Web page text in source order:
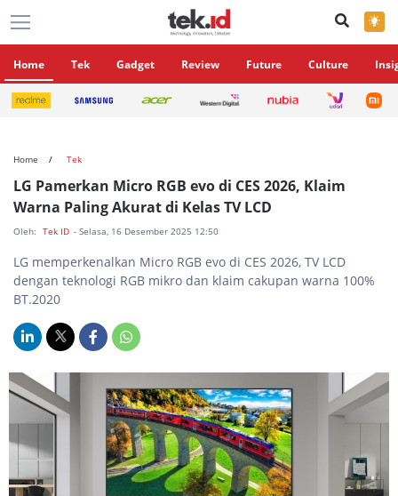
×
Home Tek Gadget Review Future Culture
Home Tek
LG Pamerkan Micro RGB evo di CES 2026, Klaim
Warna Paling Akurat di Kelas TV LCD
Oleh: Tek ID - Selasa, 16 Desember 2025 12:50
LG memperkenalkan Micro RGB evo di CES 2026, TV LCD
dengan teknologi RGB mikro dan klaim cakupan warna 100%
BT.2020